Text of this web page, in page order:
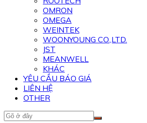
OMRON
OMEGA
WEINTEK
WOONYOUNG CO.,LTD.
JST
MEANWELL
KHÁC
YÊU CẦU BÁO GIÁ
LIÊN HỆ
OTHER